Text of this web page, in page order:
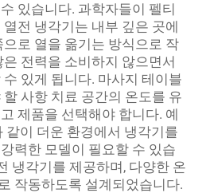
있습니다. 과학자들이 펠티
전 냉각기는 내부 깊은 곳에
로 열을 옮기는 방식으로 작
전력을 소비하지 않으면서
있게 됩니다. 마사지 테이블
사항 치료 공간의 온도를 유
제품을 선택해야 합니다. 예
같이 더운 환경에서 냉각기를
력한 모델이 필요할 수 있습
냉각기를 제공하며, 다양한 온
작동하도록 설계되었습니다.